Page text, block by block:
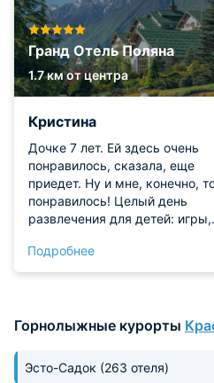
Гранд Отель Поляна
1.7 км от центра
Кристина
Дочке 7 лет. Ей здесь очень
понравилось, сказала, еще
приедет. Ну и мне, конечно,
понравилось! Целый день
развлечения для детей: игры,
бассейн. Питание хорошее,
если практически все с
ребёнка сюда.
Подробнее
Горнолыжные курорты
Эсто-Садок (263 отеля)